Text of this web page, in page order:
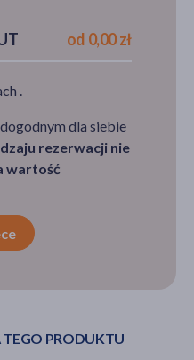
od 0,00 zł
.
dla siebie
rezerwacji nie
wartość
PRODUKTU